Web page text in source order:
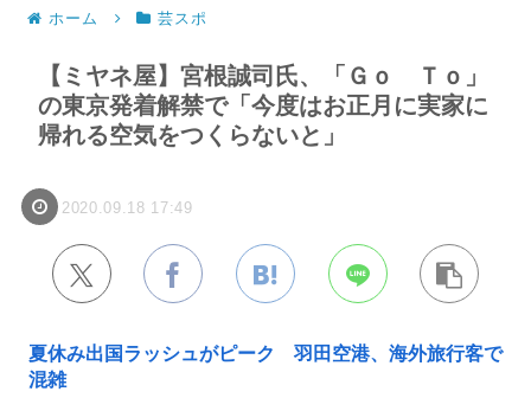
ホーム 芸スポ
【ミヤネ屋】宮根誠司氏、「Ｇｏ Ｔｏ」
の東京発着解禁で「今度はお正月に実家に
帰れる空気をつくらないと」
2020.09.18 17:49
夏休み出国ラッシュがピーク 羽田空港、海外旅行客で
混雑